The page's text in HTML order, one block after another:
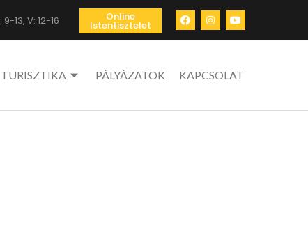
9-13, V: 12-16 Online
Istentisztelet
TURISZTIKA PÁLYÁZATOK KAPCSOLAT